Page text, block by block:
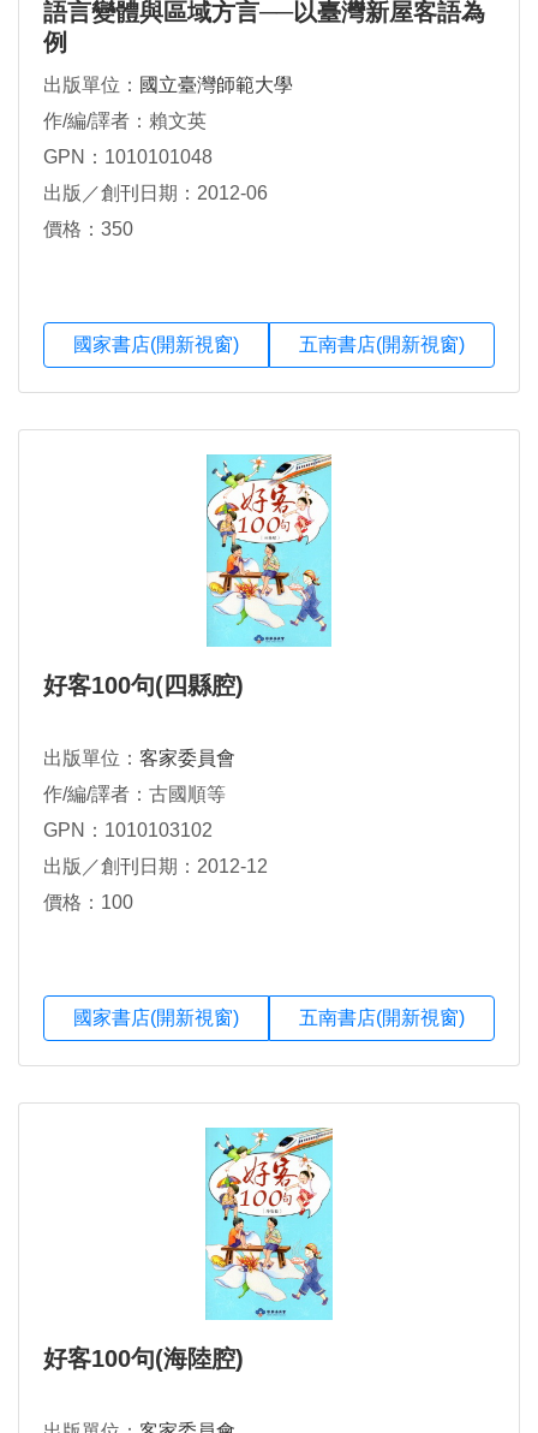
語言變體與區域方言──以臺灣新屋客語為
例
出版單位： 國立臺灣師範大學
作/編/譯者：賴文英
GPN：1010101048
出版／創刊日期：2012-06
價格：350
國家書店(開新視窗) 五南書店(開新視窗)
好客100句(四縣腔)
出版單位： 客家委員會
作/編/譯者：古國順等
GPN：1010103102
出版／創刊日期：2012-12
價格：100
國家書店(開新視窗) 五南書店(開新視窗)
好客100句(海陸腔)